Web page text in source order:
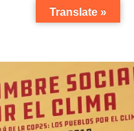
Translate »